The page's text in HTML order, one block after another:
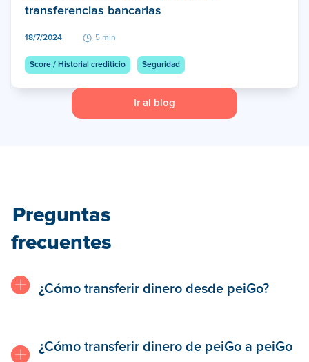
transferencias bancarias
18/7/2024 5 min
Score / Historial crediticio Seguridad
Ir al blog
Preguntas
frecuentes
¿Cómo transferir dinero desde peiGo?
¿Cómo transferir dinero de peiGo a peiGo